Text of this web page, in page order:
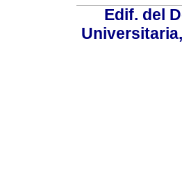
Edif. del